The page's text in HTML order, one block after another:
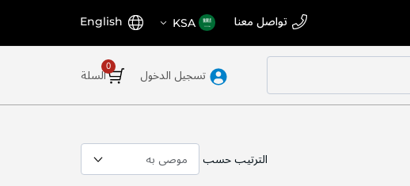
تواصل معنا اختر
المتجر
KSA اللغة English
السلة تسجيل الدخول
الترتيب حسب